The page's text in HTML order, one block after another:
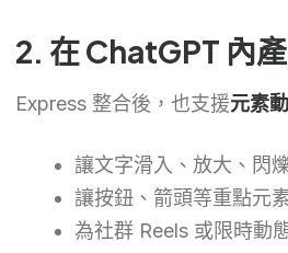
2. 在 ChatGPT 內
Express 整合後，也支援元素
讓文字滑入、放大、閃
讓按鈕、箭頭等重點元
為社群 Reels 或限時動